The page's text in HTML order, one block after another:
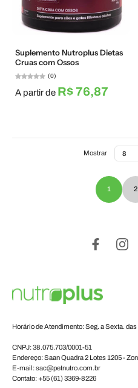
Suplemento Nutroplus Dietas
Cruas com Ossos
(0)
A partir de R$ 76,87
1 2
Mostrar
Horário de Atendimento: Seg. a Sexta.
CNPJ: 38.075.703/0001-51
Endereço: Saan Quadra 2 Lotes 1205 -
E-mail: sac@petnutro.com.br
Contato: +55 (61) 3369-8226